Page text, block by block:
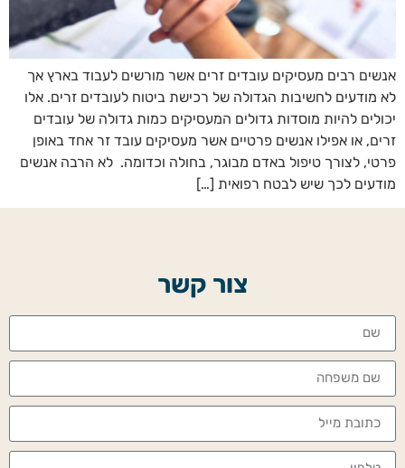
אנשים רבים מעסיקים עובדים זרים אשר מורשים לעבוד בארץ אך
לא מודעים לחשיבות הגדולה של רכישת ביטוח לעובדים זרים. אלו
יכולים להיות מוסדות גדולים המעסיקים כמות גדולה של עובדים
זרים, או אפילו אנשים פרטיים אשר מעסיקים עובד זר אחד באופן
פרטי, לצורך טיפול באדם מבוגר, בחולה וכדומה. לא הרבה אנשים
מודעים לכך שיש לבטח רפואית […]
צור קשר